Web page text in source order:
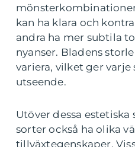
kan ha klara och
andra ha mer subtila
nyanser. Bladens
variera, vilket ger
utseende.
Utöver dessa
sorter också ha olika
tillväxtegenskaper.